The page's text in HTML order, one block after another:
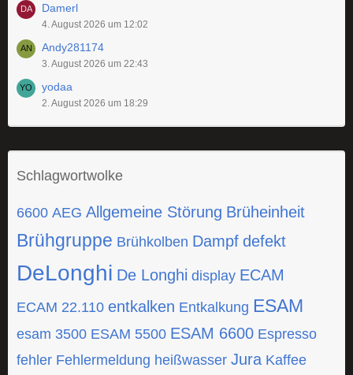
Damerl
4. August 2026 um 12:02
Andy281174
3. August 2026 um 22:43
yodaa
2. August 2026 um 18:29
Schlagwortwolke
6600 AEG Allgemeine Störung Brüheinheit
Brühgruppe Brühkolben Dampf defekt
DeLonghi De Longhi display ECAM
ECAM 22.110 entkalken Entkalkung ESAM
esam 3500 ESAM 5500 ESAM 6600 Espresso
fehler Fehlermeldung heißwasser Jura Kaffee